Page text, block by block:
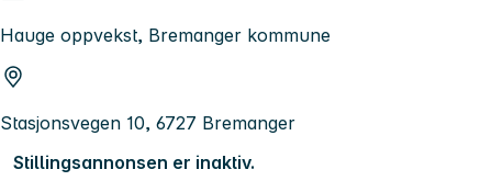
Hauge oppvekst, Bremanger kommune
Stasjonsvegen 10, 6727 Bremanger
Stillingsannonsen er inaktiv.